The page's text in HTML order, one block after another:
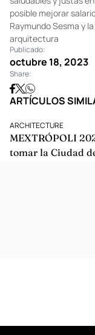
logramos fundar el
expandirnos, no solo
internacional.
arquitectura, pero
saludables y justas
posible mejorar
Raymundo Sesma y
arquitectura
Publicado:
octubre 18, 2023
Share: